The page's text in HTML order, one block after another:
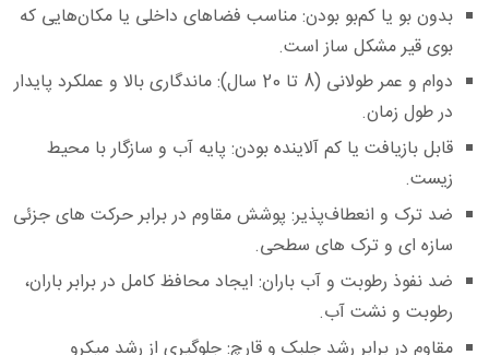
بدون بو یا کم‌بو بودن:مناسب فضاهای داخلی یا مکان‌هایی که
بوی قیر مشکل‌ ساز است.
دوام و عمر طولانی (8 تا 20 سال):
ماندگاری بالا و عملکرد پایدار
در طول زمان.
قابل بازیافت یا کم‌ آلاینده بودن:پایه آب و سازگار با محیط
زیست.
ضد ترک و انعطاف‌پذیر:پوشش مقاوم در برابر حرکت‌ های جزئی
سازه‌ ای و ترک‌ های سطحی.
ضد نفوذ رطوبت و آب باران:ایجاد محافظ کامل در برابر باران،
رطوبت و نشت آب.
مقاوم در برابر رشد جلبک و قارچ:جلوگیری از رشد میکرو